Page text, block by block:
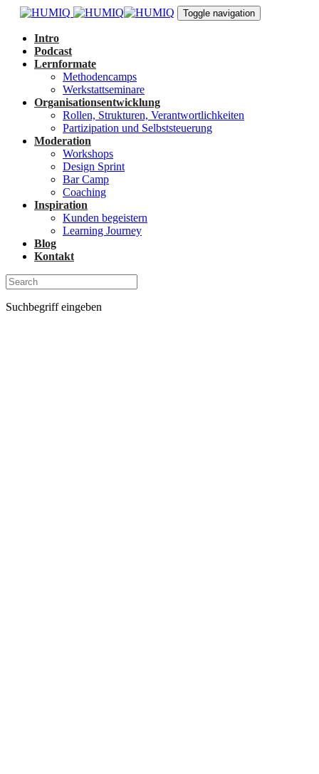
Links
Zur
Navigation
springen
Zum
Toggle navigation
Intro
Podcast
Lernformate
Methodencamps
Werkstattseminare
Organisationsentwicklung
Rollen, Strukturen, Verantwortlichkeiten
Partizipation und Selbststeuerung
Moderation
Workshops
Design Sprint
Bar Camp
Coaching
Inspiration
Kunden begeistern
Learning Journey
Blog
Kontakt
Suchbegriff eingeben